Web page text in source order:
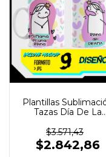
Plantillas
Tazas Día De La
$3.571,43
$2.842,86